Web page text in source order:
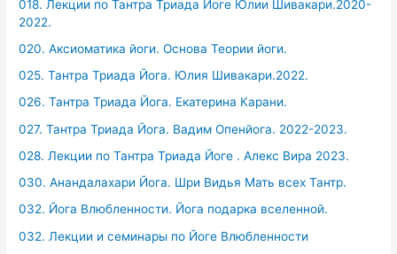
018. Лекции по Тантра Триада Йоге Юлии Шивакари.2020-
2022.
020. Аксиоматика йоги. Основа Теории йоги.
025. Тантра Триада Йога. Юлия Шивакари.2022.
026. Тантра Триада Йога. Екатерина Карани.
027. Тантра Триада Йога. Вадим Опенйога. 2022-2023.
028. Лекции по Тантра Триада Йоге . Алекс Вира 2023.
030. Анандалахари Йога. Шри Видья Мать всех Тантр.
032. Йога Влюбленности. Йога подарка вселенной.
032. Лекции и семинары по Йоге Влюбленности